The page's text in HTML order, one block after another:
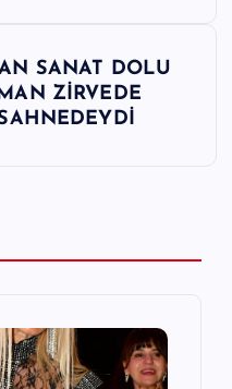
SANAT DOLU
ZİRVEDE